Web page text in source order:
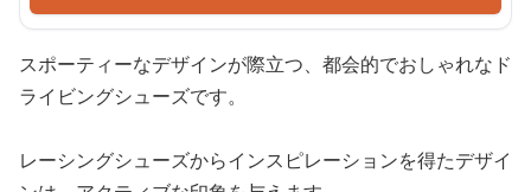
スポーティーなデザインが際立つ、都会的でおしゃれなド
ライビングシューズです。
レーシングシューズからインスピレーションを得たデザイ